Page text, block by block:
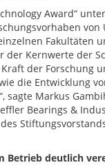
Award“
von
Fakultäten
der Kernwerte der
der Forschung
die Entwicklung
sagte Markus
Bearings &
Betrieb deutlich